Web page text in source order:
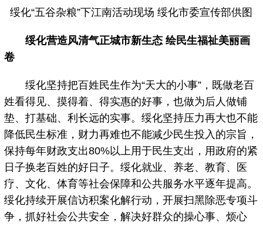
绥化“五谷杂粮”下江南活动现场 绥化市委宣传部供图
绥化营造风清气正城市新生态 绘民生福祉美丽画
卷
绥化坚持把百姓民生作为“天大的小事”，既做老百
姓看得见、摸得着、得实惠的好事，也做为后人做铺
垫、打基础、利长远的实事。绥化坚持压力再大也不能
降低民生标准，财力再难也不能减少民生投入的宗旨，
保持每年财政支出80%以上用于民生支出，用政府的紧
日子换老百姓的好日子。绥化就业、养老、教育、医
疗、文化、体育等社会保障和公共服务水平逐年提高。
绥化持续开展信访积案化解行动，开展扫黑除恶专项斗
争，抓好社会公共安全，解决好群众的操心事、烦心